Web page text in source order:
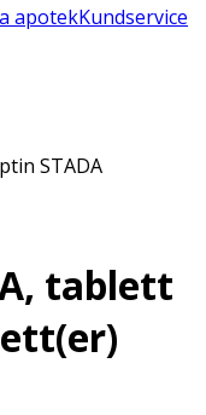
apotekKundservice
STADA
tablett